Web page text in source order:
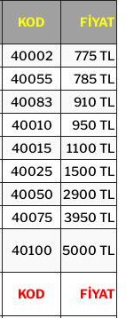
KOD FİYAT
40002
775 TL
40055
785 TL
40083
910 TL
40010
950 TL
40015
1100 TL
40025
1500 TL
40050
2900 TL
40075
3950 TL
40100 5000 TL
KOD FİYAT